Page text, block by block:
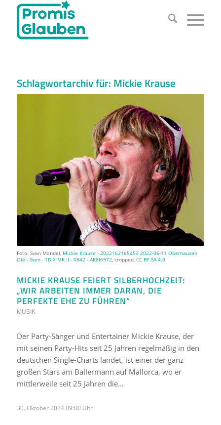
Schlagwortarchiv für: Mickie Krause
Foto: Sven Mandel, Mickie Krause - 2022162165453 2022-06-11 Oberhausen
Olé - Sven - 1D X MK II - 0842 - AK8I6972, cropped, CC BY-SA 4.0
MICKIE KRAUSE FEIERT SILBERHOCHZEIT:
„WIR ARBEITEN IMMER DARAN, DIE
PERFEKTE EHE ZU FÜHREN“
MUSIK
Der Party-Sänger und Entertainer Mickie Krause, der
mit seinen Party-Hits seit 25 Jahren regelmäßig in den
deutschen Single-Charts landet, ist einer der ganz
großen Stars am Ballermann auf Mallorca, wo er
mittlerweile seit 25 Jahren die…
30. Oktober 2024 09:00 Uhr